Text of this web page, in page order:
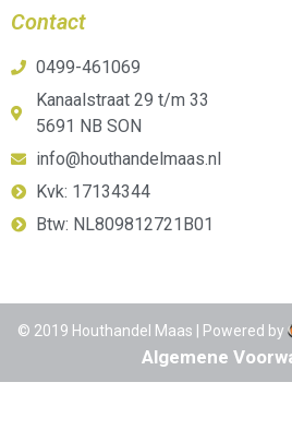
Contact
0499-461069
Kanaalstraat 29 t/m 33
5691 NB SON
info@houthandelmaas.nl
Kvk: 17134344
Btw: NL809812721B01
© 2019 Houthandel Maas | Powered by
Algemene